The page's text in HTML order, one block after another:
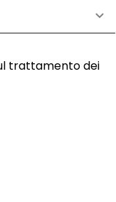
trattamento dei